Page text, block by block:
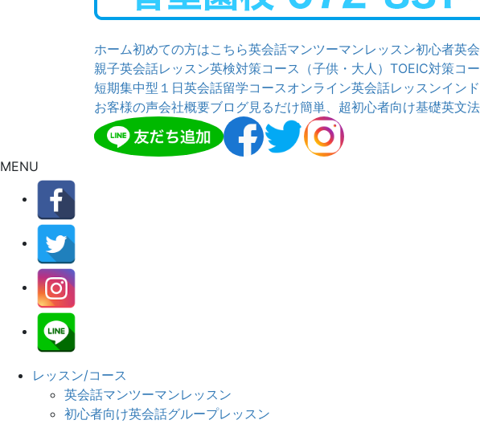
ホーム初めての方はこちら英会話マンツーマンレッスン初心者英
親子英会話レッスン英検対策コース（子供・大人） TOEIC対策コ
短期集中型１日英会話留学コースオンライン英会話レッスンイン
お客様の声会社概要ブログ見るだけ簡単、超初心者向け基礎英文法
MENU
レッスン/コース
英会話マンツーマンレッスン
初心者向け英会話グループレッスン